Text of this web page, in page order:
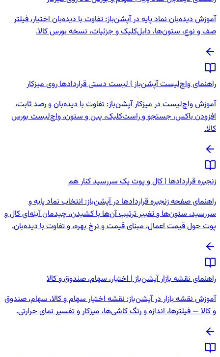
آموزش دیده‌بان نماد پایه در آپشن‌باز: تفاوت با دیده‌بان اختیار، فیلتر
صف و نوع، ستون‌ها، دابل‌کلیک و جزئیات، نسخه بورس کالا.
راهنمای واچ‌لیست آپشن‌باز | لیست دستی قراردادها روی میزکار
آموزش واچ‌لیست در میزکار آپشن‌باز: تفاوت با دیده‌بان و رصد ثابت،
افزودن باکس، جستجو و راست‌کلیک، پین و ستون، واچ‌لیست بورس
کالا.
زنجیره قراردادها | کال و پوت یک سررسید کنار هم
راهنمای صفحه زنجیره قراردادها در آپشن‌باز: انتخاب نماد پایه و
سررسید، ستون‌ها و تغییر ترتیب آن‌ها با کشیدن، چیدمان آینه‌ای کال و
پوت حول قیمت اعمال، مبنای قیمت و نرخ بهره، و تفاوت با دیده‌بان.
راهنمای نقشه بازار آپشن‌باز | اختیار، سهام، صندوق و کالا
آموزش نقشه بازار در آپشن‌باز: نقشه اختیار سهام و کالا، سهام، صندوق
و کالا — فیلترها، اندازه و رنگ کاشی‌ها، میزکار و تفسیر نمای حرارتی.